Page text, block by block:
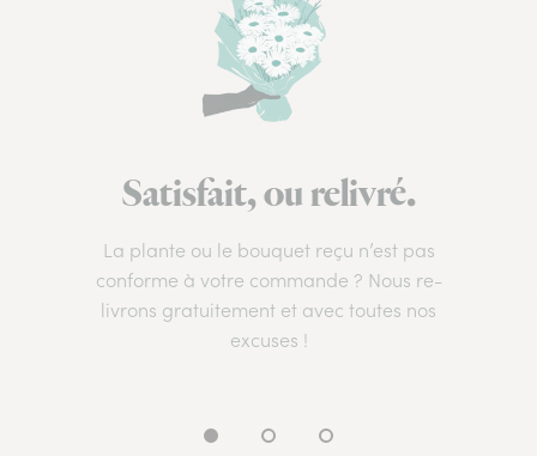
Satisfait, ou relivré.
La plante ou le bouquet reçu n’est pas
conforme à votre commande ? Nous re-
livrons gratuitement et avec toutes nos
excuses !